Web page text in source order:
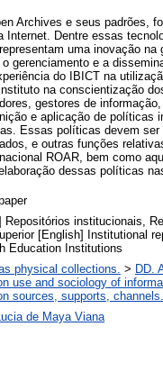
Archives e seus padrões,
Internet. Dentre essas
uma inovação
gerenciamento e a
do IBICT na
na conscientização
gestores de
e aplicação de
Essas políticas devem
e outras funções
ROAR, bem como
dessas políticas
Repositórios institucionais,
[English] Institutional
Education Institutions
physical collections. > DD.
use and sociology of
sources, supports, channels.
de Maya Viana